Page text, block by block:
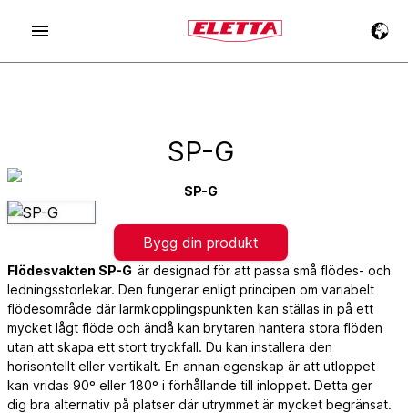
SP-G
SP-G
Bygg din produkt
Flödesvakten SP-G är designad för att passa små flödes- och
ledningsstorlekar. Den fungerar enligt principen om variabelt
flödesområde där larmkopplingspunkten kan ställas in på ett
mycket lågt flöde och ändå kan brytaren hantera stora flöden
utan att skapa ett stort tryckfall. Du kan installera den
horisontellt eller vertikalt. En annan egenskap är att utloppet
kan vridas 90º eller 180º i förhållande till inloppet. Detta ger
dig bra alternativ på platser där utrymmet är mycket begränsat.